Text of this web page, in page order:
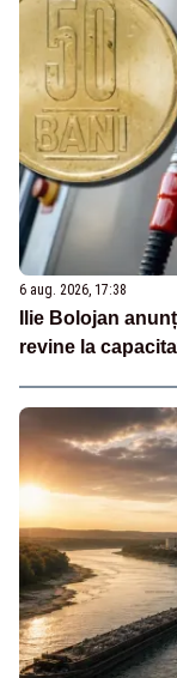
6 aug. 2026, 17:38
Ilie Bolojan
revine la